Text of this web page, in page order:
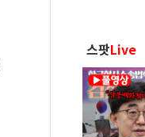
스팟Live